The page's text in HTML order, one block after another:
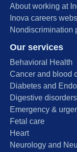
About working at
Inova careers
Nondiscrimination
Our services
Behavioral Health
Cancer and blood
Diabetes and
Digestive disorders
Emergency &
Fetal care
Heart
Neurology and